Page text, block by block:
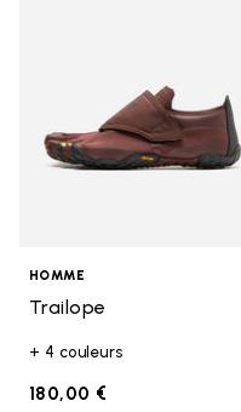
HOMME
Trailope
+ 4 couleurs
180,00 €